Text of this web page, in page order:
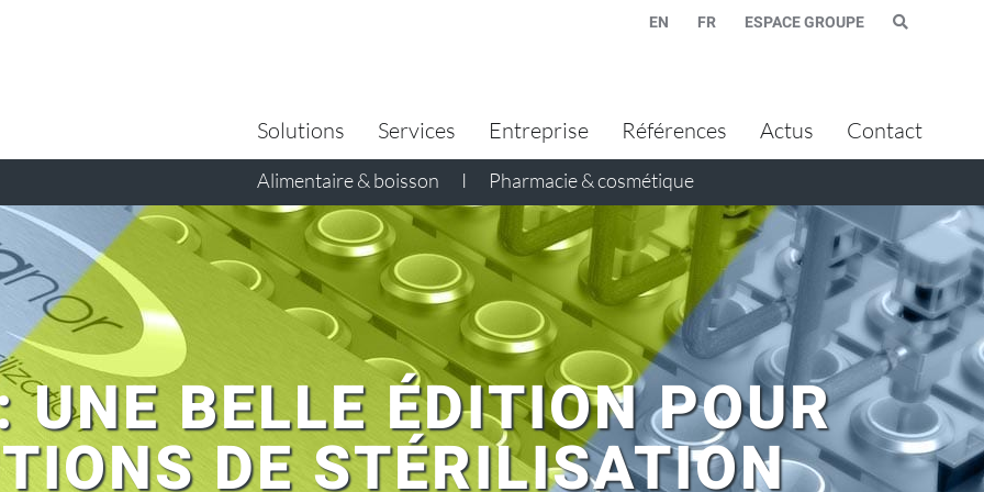
EN FR ESPACE GROUPE
Solutions
Alimentaire & boisson I Pharmacie & cosmétique
Services Entreprise Références Actus Contact
BELLE ÉDITION POUR
DE STÉRILISATION